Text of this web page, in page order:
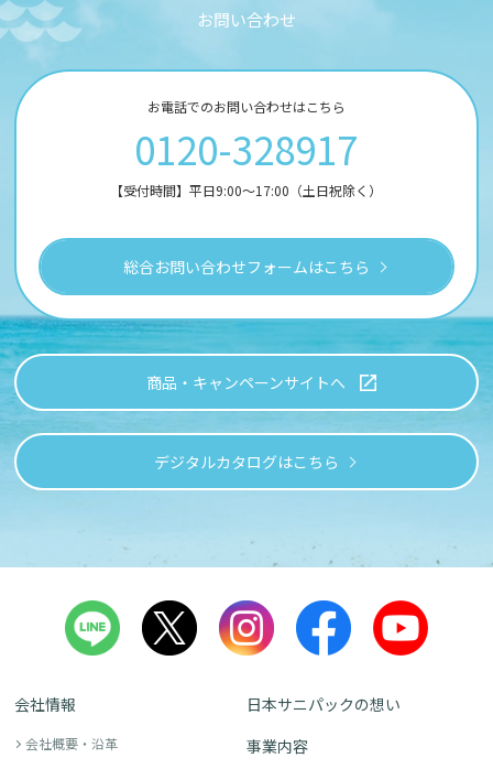
お問い合わせ
お電話でのお問い合わせはこちら
0120-328917
【受付時間】平日9:00～17:00（土日祝除く）
総合お問い合わせフォームはこちら
商品・キャンペーンサイトへ
デジタルカタログはこちら
会社情報
会社概要・沿革
日本サニパックの想い
事業内容